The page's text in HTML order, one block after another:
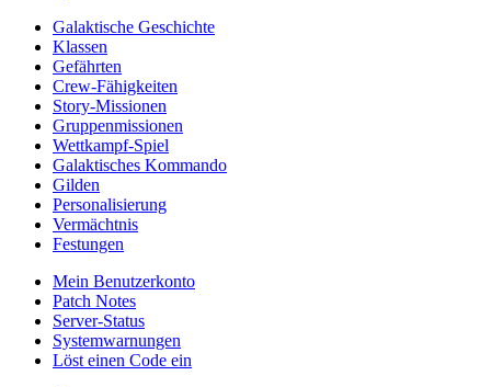
Galaktische Geschichte
Klassen
Gefährten
Crew-Fähigkeiten
Story-Missionen
Gruppenmissionen
Wettkampf-Spiel
Galaktisches Kommando
Gilden
Personalisierung
Vermächtnis
Festungen
Mein Benutzerkonto
Patch Notes
Server-Status
Systemwarnungen
Löst einen Code ein